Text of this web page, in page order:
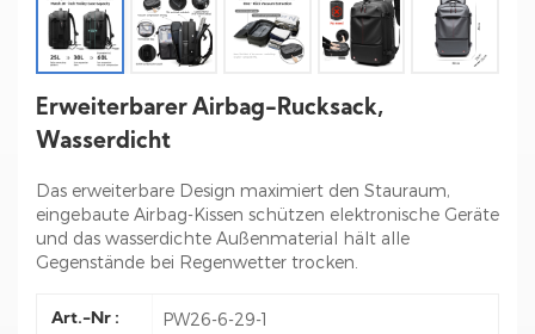
Erweiterbarer Airbag-Rucksack,
Wasserdicht
Das erweiterbare Design maximiert den Stauraum,
eingebaute Airbag-Kissen schützen elektronische Geräte
und das wasserdichte Außenmaterial hält alle
Gegenstände bei Regenwetter trocken.
Art.-Nr : PW26-6-29-1